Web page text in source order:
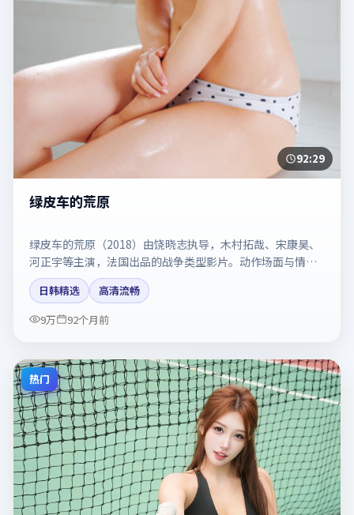
92:29
绿皮车的荒原
绿皮车的荒原（2018）由饶晓志执导，木村拓哉、宋康昊、
河正宇等主演，法国出品的战争类型影片。动作场面与情感
戏比例拿捏得当。剧情简介与主创信息可供检索参考，上映
日期以片方资料为准。
日韩精选
高清流畅
9万
92个月前
热门